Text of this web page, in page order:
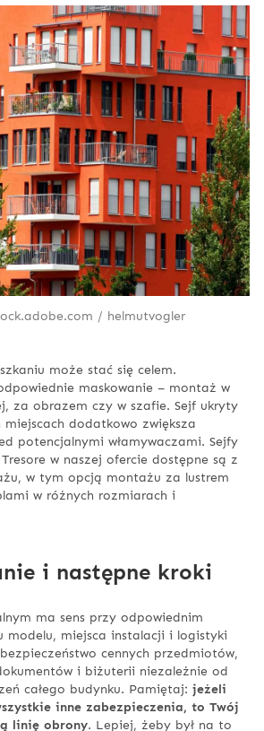
/ helmutvogler
może stać się celem.
maskowanie – montaż w
za obrazem czy w szafie. Sejf ukryty
dodatkowo zwiększa
potencjalnymi włamywaczami. Sejfy
w naszej ofercie dostępne są z
w tym opcją montażu za lustrem
w różnych rozmiarach i
i następne kroki
ma sens przy odpowiednim
modelu, miejsca instalacji i logistyki
cennych przedmiotów,
i biżuterii niezależnie od
całego budynku. Pamiętaj: jeżeli
inne zabezpieczenia, to Twój
linię obrony. Lepiej, żeby był na to